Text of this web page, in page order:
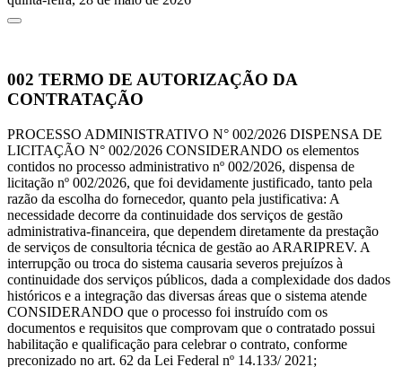
002 TERMO DE AUTORIZAÇÃO DA
CONTRATAÇÃO
PROCESSO ADMINISTRATIVO N° 002/2026 DISPENSA DE
LICITAÇÃO N° 002/2026 CONSIDERANDO os elementos
contidos no processo administrativo nº 002/2026, dispensa de
licitação nº 002/2026, que foi devidamente justificado, tanto pela
razão da escolha do fornecedor, quanto pela justificativa: A
necessidade decorre da continuidade dos serviços de gestão
administrativa-financeira, que dependem diretamente da prestação
de serviços de consultoria técnica de gestão ao ARARIPREV. A
interrupção ou troca do sistema causaria severos prejuízos à
continuidade dos serviços públicos, dada a complexidade dos dados
históricos e a integração das diversas áreas que o sistema atende
CONSIDERANDO que o processo foi instruído com os
documentos e requisitos que comprovam que o contratado possui
habilitação e qualificação para celebrar o contrato, conforme
preconizado no art. 62 da Lei Federal nº 14.133/ 2021;